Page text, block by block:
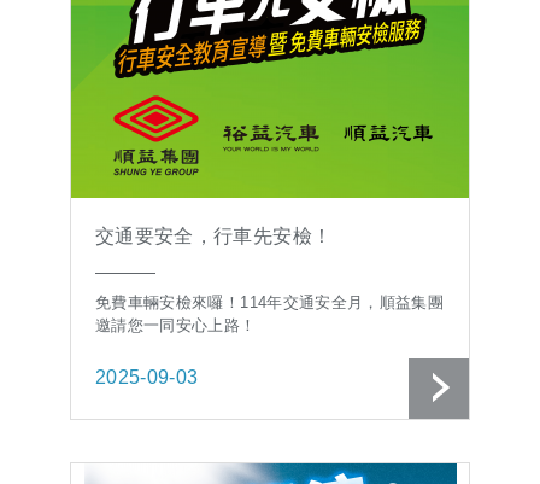
交通要安全，行車先安檢！
免費車輛安檢來囉！114年交通安全月，順益集團
邀請您一同安心上路！
2025-09-03